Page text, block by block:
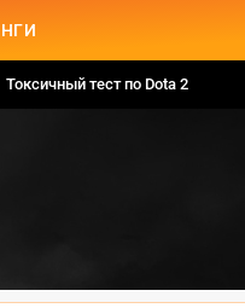
Токсичный тест по Dota 2